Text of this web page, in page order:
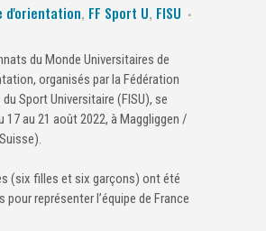
d'orientation, FF Sport U, FISU
du Monde Universitaires de
organisés par la Fédération
Sport Universitaire (FISU), se
17 au 21 août 2022, à Maggliggen /
(six filles et six garçons) ont été
pour représenter l’équipe de France